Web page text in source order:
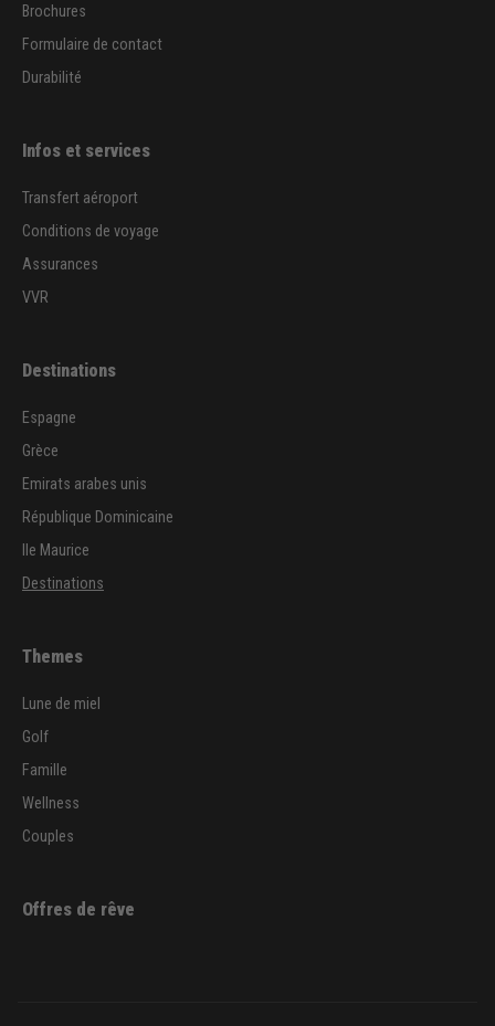
Brochures
Formulaire de contact
Durabilité
Infos et services
Transfert aéroport
Conditions de voyage
Assurances
VVR
Destinations
Espagne
Grèce
Emirats arabes unis
République Dominicaine
Ile Maurice
Destinations
Themes
Lune de miel
Golf
Famille
Wellness
Couples
Offres de rêve